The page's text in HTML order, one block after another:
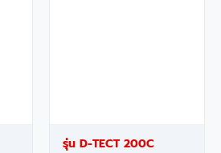
รุ่น D-TECT 200C